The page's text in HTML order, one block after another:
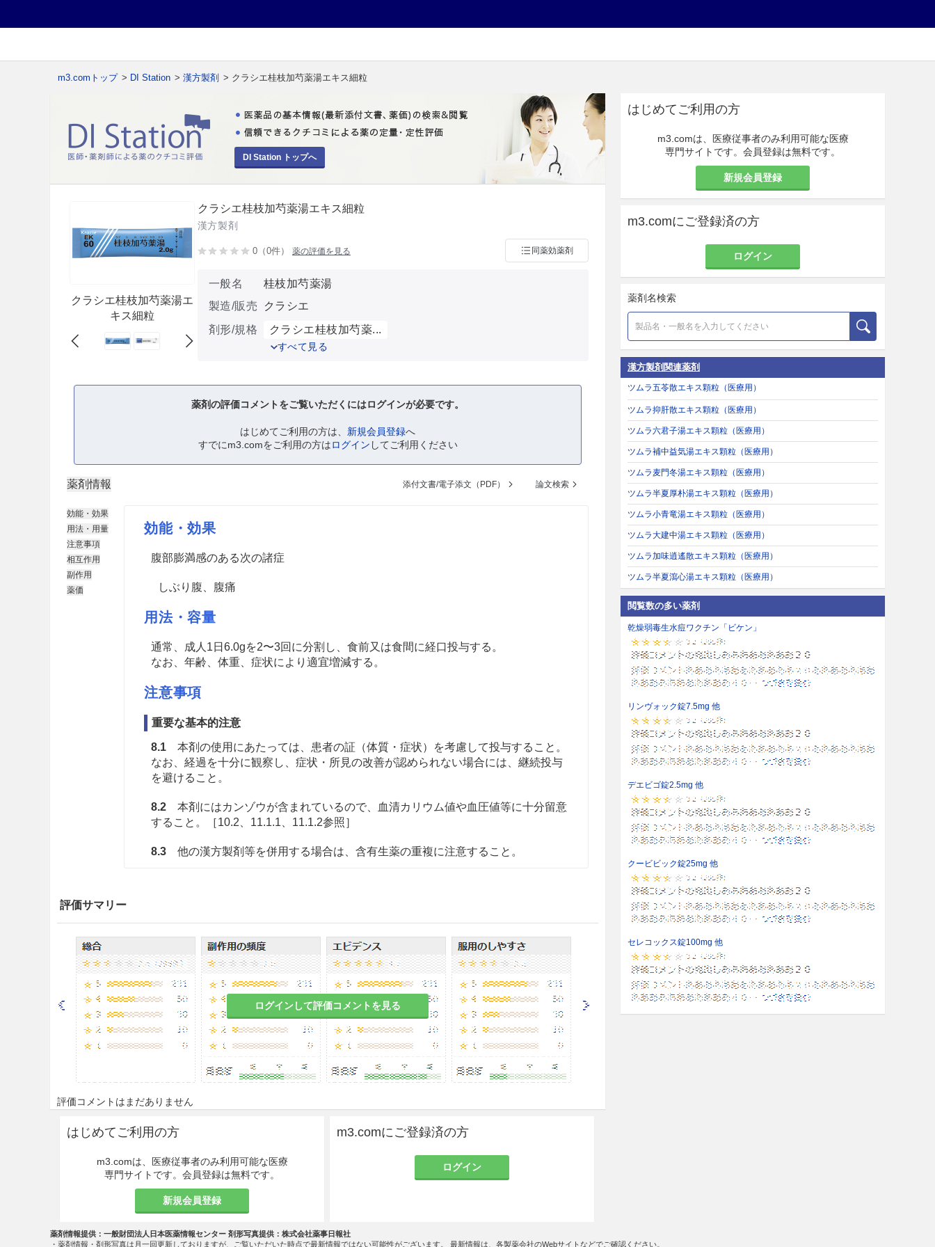
m3.comトップ > DI Station > 漢方製剤 > クラシエ桂枝加芍薬湯エキス細粒
DI Station トップへ
クラシエ桂枝加芍薬湯エ
キス細粒
クラシエ桂枝加芍薬湯エキス細粒
漢方製剤
0（0件） 薬の評価を見る 同薬効薬剤
一般名
桂枝加芍薬湯
製造/販売
クラシエ
剤形/規格
クラシエ桂枝加芍薬...
すべて見る
薬剤の評価コメントをご覧いただくにはログインが必要です。
はじめてご利用の方は、 新規会員登録へ
すでにm3.comをご利用の方はログイン してご利用ください
薬剤情報 添付文書/電子添文（PDF） 論文検索
効能・効果
用法・用量
注意事項
相互作用
副作用
薬価
効能・効果
腹部膨満感のある次の諸症
しぶり腹、腹痛
用法・容量
通常、成人1日6.0gを2〜3回に分割し、食前又は食間に経口投与する。
なお、年齢、体重、症状により適宜増減する。
注意事項
重要な基本的注意
8.1本剤の使用にあたっては、患者の証（体質・症状）を考慮して投与すること。
なお、経過を十分に観察し、症状・所見の改善が認められない場合には、継続投与
を避けること。
8.2本剤にはカンゾウが含まれているので、血清カリウム値や血圧値等に十分留意
すること。［10.2、11.1.1、11.1.2参照］
8.3他の漢方製剤等を併用する場合は、含有生薬の重複に注意すること。
妊婦又は妊娠している可能性のある女性には、治療上の有益性が危険性を上回る
と判断される場合にのみ投与すること。
9.6 授乳婦
治療上の有益性及び母乳栄養の有益性を考慮し、授乳の継続又は中止を検討する
こと。
9.7 小児等
小児等を対象とした臨床試験は実施していない。
9.8 高齢者
減量するなど注意すること。一般に生理機能が低下している。
取扱上の注意
20.1本剤の品質を保つため、できるだけ湿気を避け、直射日光の当たらない涼し
い所に保管すること。
20.2開封後は特に湿気を避け、取扱いに注意すること。
評価サマリー
ログインして評価コメントを見る
評価コメントはまだありません
はじめてご利用の方
m3.comは、医療従事者のみ利用可能な医療
専門サイトです。会員登録は無料です。
新規会員登録
m3.comにご登録済の方
ログイン
はじめてご利用の方
m3.comは、医療従事者のみ利用可能な医療
専門サイトです。会員登録は無料です。
新規会員登録
m3.comにご登録済の方
ログイン
薬剤名検索
漢方製剤関連薬剤
ツムラ五苓散エキス顆粒（医療用）
ツムラ抑肝散エキス顆粒（医療用）
ツムラ六君子湯エキス顆粒（医療用）
ツムラ補中益気湯エキス顆粒（医療用）
ツムラ麦門冬湯エキス顆粒（医療用）
ツムラ半夏厚朴湯エキス顆粒（医療用）
ツムラ小青竜湯エキス顆粒（医療用）
ツムラ大建中湯エキス顆粒（医療用）
ツムラ加味逍遙散エキス顆粒（医療用）
ツムラ半夏瀉心湯エキス顆粒（医療用）
閲覧数の多い薬剤
乾燥弱毒生水痘ワクチン「ビケン」
リンヴォック錠7.5mg 他
デエビゴ錠2.5mg 他
クービビック錠25mg 他
セレコックス錠100mg 他
薬剤情報提供：一般財団法人日本医薬情報センター 剤形写真提供：株式会社薬事日報社
・薬剤情報・剤形写真は月一回更新しておりますが、ご覧いただいた時点で最新情報ではない可能性がございます。 最新情報は、各製薬会社のWebサイトなどでご確認ください。